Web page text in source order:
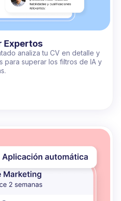
Expertos
analiza tu CV en detalle y
para superar los filtros de IA y